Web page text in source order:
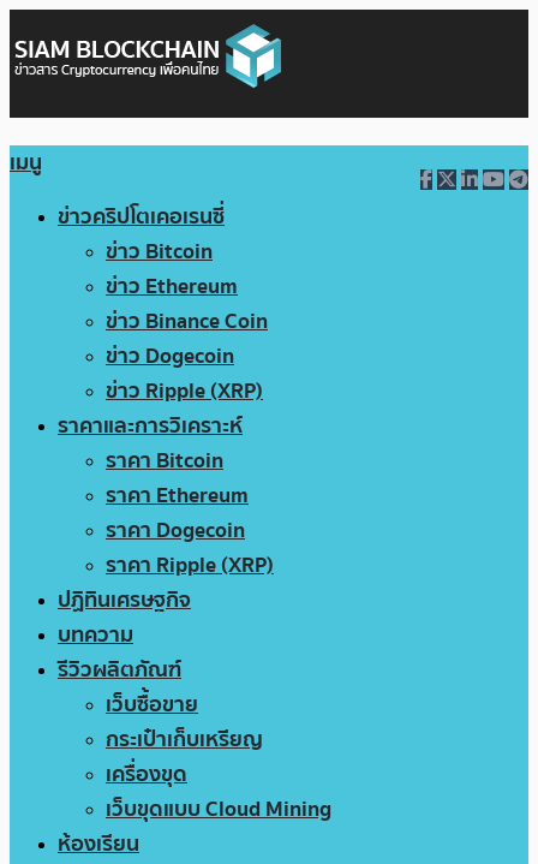
เมนู
ข่าวคริปโตเคอเรนซี่
ข่าว Bitcoin
ข่าว Ethereum
ข่าว Binance Coin
ข่าว Dogecoin
ข่าว Ripple (XRP)
ราคาและการวิเคราะห์
ราคา Bitcoin
ราคา Ethereum
ราคา Dogecoin
ราคา Ripple (XRP)
ปฏิทินเศรษฐกิจ
บทความ
รีวิวผลิตภัณฑ์
เว็บซื้อขาย
กระเป๋าเก็บเหรียญ
เครื่องขุด
เว็บขุดแบบ Cloud Mining
ห้องเรียน